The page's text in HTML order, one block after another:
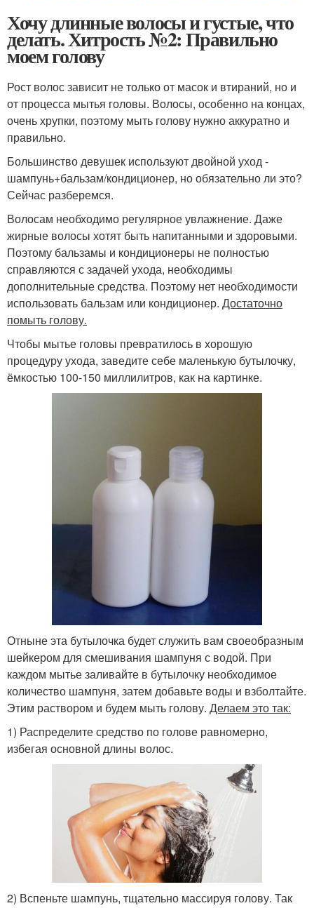
Хочу длинные волосы и густые, что
делать. Хитрость №2: Правильно
моем голову
Рост волос зависит не только от масок и втираний, но и
от процесса мытья головы. Волосы, особенно на концах,
очень хрупки, поэтому мыть голову нужно аккуратно и
правильно.
Большинство девушек используют двойной уход -
шампунь+бальзам/кондиционер, но обязательно ли это?
Сейчас разберемся.
Волосам необходимо регулярное увлажнение. Даже
жирные волосы хотят быть напитанными и здоровыми.
Поэтому бальзамы и кондиционеры не полностью
справляются с задачей ухода, необходимы
дополнительные средства. Поэтому нет необходимости
использовать бальзам или кондиционер. Достаточно
помыть голову.
Чтобы мытье головы превратилось в хорошую
процедуру ухода, заведите себе маленькую бутылочку,
ёмкостью 100-150 миллилитров, как на картинке.
Отныне эта бутылочка будет служить вам своеобразным
шейкером для смешивания шампуня с водой. При
каждом мытье заливайте в бутылочку необходимое
количество шампуня, затем добавьте воды и взболтайте.
Этим раствором и будем мыть голову. Делаем это так:
1) Распределите средство по голове равномерно,
избегая основной длины волос.
2) Вспеньте шампунь, тщательно массируя голову. Так